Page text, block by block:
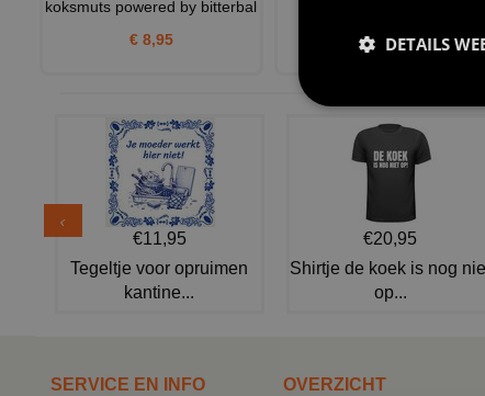
koksmuts powered by bitterbal
€ 8,95
€11,95
Tegeltje voor opruimen
kantine...
€20,95
Shirtje de koek is nog
op...
SERVICE EN INFO OVERZICHT
DETAILS